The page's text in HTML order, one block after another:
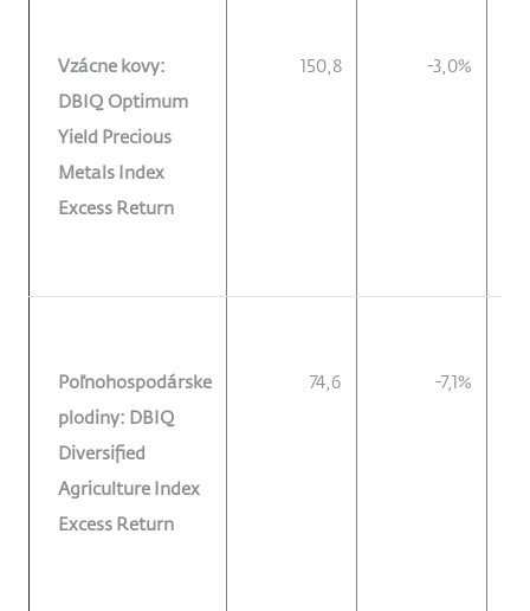
Vzácne kovy:
DBIQ Optimum
Yield Precious
Metals Index
Excess Return
150,8 -3,0%
Poľnohospodárske
plodiny: DBIQ
Diversified
Agriculture Index
Excess Return
74,6 -7,1%